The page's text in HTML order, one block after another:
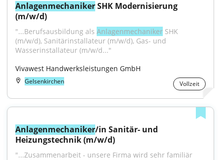
Anlagenmechaniker SHK Modernisierung
(m/w/d)
"...Berufsausbildung als Anlagenmechaniker SHK
(m/w/d), Sanitärinstallateur (m/w/d), Gas- und
Wasserinstallateur (m/w/d..."
Vivawest Handwerksleistungen GmbH
Gelsenkirchen Vollzeit
Anlagenmechaniker/in Sanitär- und
Heizungstechnik (m/w/d)
"...Zusammenarbeit - unsere Firma wird sehr familiär